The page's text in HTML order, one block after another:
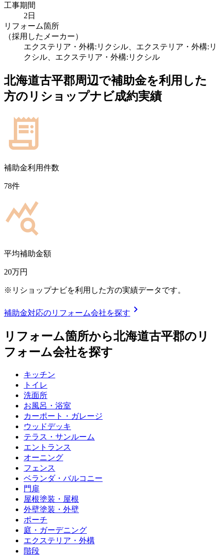
工事期間
2日
リフォーム箇所
（採用したメーカー）
エクステリア・外構:リクシル、エクステリア・外構:リ
クシル、エクステリア・外構:リクシル
北海道古平郡周辺で補助金を利用した
方のリショップナビ成約実績
補助金利用件数
78件
平均補助金額
20万円
※リショップナビを利用した方の実績データです。
補助金対応のリフォーム会社を探す chevron_right
リフォーム箇所から北海道古平郡のリ
フォーム会社を探す
キッチン
トイレ
洗面所
お風呂・浴室
カーポート・ガレージ
ウッドデッキ
テラス・サンルーム
エントランス
オーニング
フェンス
ベランダ・バルコニー
門扉
屋根塗装・屋根
外壁塗装・外壁
ポーチ
庭・ガーデニング
エクステリア・外構
階段